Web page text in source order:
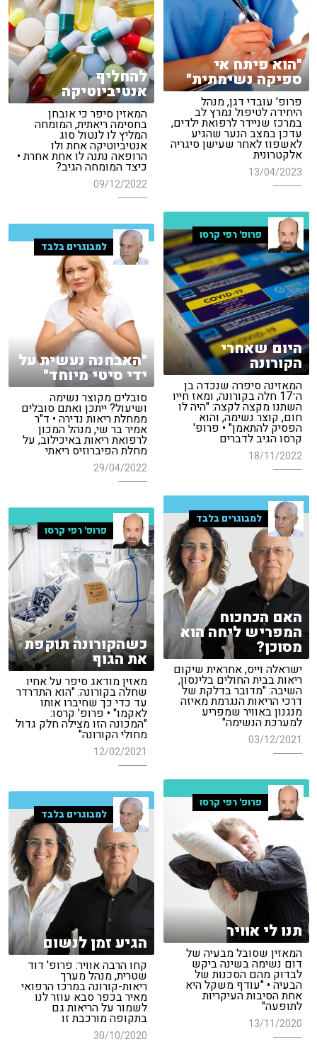
"הוא פיתח אי
ספיקה נשימתית"
פרופ' עובדי דגן, מנהל
היחידה לטיפול נמרץ לב
במרכז שניידר לרפואת ילדים,
עדכן במצב הנער שהגיע
לאשפוז לאחר שעישן סיגריה
אלקטרונית
13/04/2023
להחליף
אנטיביוטיקה
המאזין סיפר כי אובחן
בחסימה ריאתית, המומחה
המליץ לו לנטול סוג
אנטיביוטיקה אחת ולו
הרופאה נתנה לו אחת אחרת •
כיצד המומחה הגיב?
09/12/2022
פרופ' רפי קרסו
היום שאחרי
הקורונה
המאזינה סיפרה שנכדה בן
ה־17 חלה בקורונה, ומאז חייו
השתנו מקצה לקצה: "היה לו
חום, קוצר נשימה, והוא
הפסיק להתאמן" • פרופ'
קרסו הגיב לדברים
18/11/2022
למבוגרים בלבד
"האבחנה נעשית על
ידי סיטי מיוחד"
סובלים מקוצר נשימה
ושיעול? ייתכן ואתם סובלים
ממחלת ריאות נדירה • ד"ר
אמיר בר שי, מנהל המכון
לרפואת ריאות באיכילוב, על
מחלת הפיברוזיס ריאתי
29/04/2022
למבוגרים בלבד
האם הכחכוח
המפריש ליחה הוא
מסוכן?
ישראלה וייס, אחראית שיקום
ריאות בבית החולים בלינסון,
השיבה: "מדובר בדלקת של
דרכי הריאות הנגרמת מאיזה
מנגנון באוויר שמפריע
למערכת הנשימה"
03/12/2021
פרופ' רפי קרסו
כשהקורונה תוקפת
את הגוף
מאזין מודאג סיפר על אחיו
שחלה בקורונה: "הוא התדרדר
עד כדי כך שחיברו אותו
לאקמו" • פרופ' קרסו:
"המכונה הזו מצילה חלק גדול
מחולי הקורונה"
12/02/2021
פרופ' רפי קרסו
תנו לי אוויר
המאזין שסובל מבעיה של
דום נשימה בשינה ביקש
לבדוק מהם הסכנות של
הבעיה • "עודף משקל היא
אחת הסיבות העיקריות
לתופעה"
13/11/2020
למבוגרים בלבד
הגיע זמן לנשום
קחו הרבה אוויר: פרופ' דוד
שטרית, מנהל מערך
ריאות-קורונה במרכז הרפואי
מאיר בכפר סבא עוזר לנו
לשמור על הריאות גם
בתקופה מורכבת זו
30/10/2020